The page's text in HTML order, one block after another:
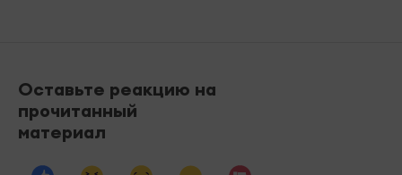
Оставьте реакцию на
прочитанный
материал